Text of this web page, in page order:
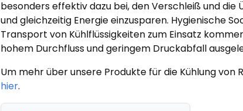
besonders effektiv dazu bei, den Verschleiß und
und gleichzeitig Energie einzusparen. Hygienische
Transport von Kühlflüssigkeiten zum Einsatz
hohem Durchfluss und geringem Druckabfall
Um mehr über unsere Produkte für die Kühlung von
hier.